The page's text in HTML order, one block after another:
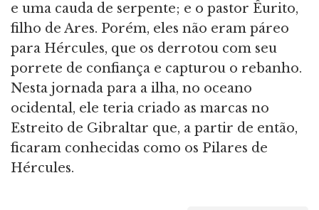
e uma cauda de serpente; e o pastor Êurito,
filho de Ares. Porém, eles não eram páreo
para Hércules, que os derrotou com seu
porrete de confiança e capturou o rebanho.
Nesta jornada para a ilha, no oceano
ocidental, ele teria criado as marcas no
Estreito de Gibraltar que, a partir de então,
ficaram conhecidas como os Pilares de
Hércules.